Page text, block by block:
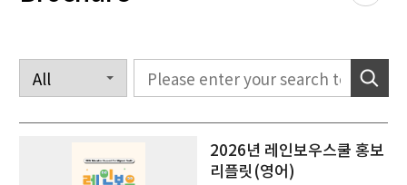
2026년 레인보우스쿨 홍보
리플릿(영어)